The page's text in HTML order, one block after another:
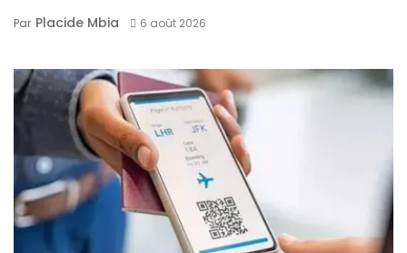
Par Placide Mbia 6 août 2026